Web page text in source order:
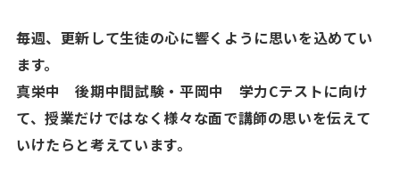
毎週、更新して生徒の心に響くように思いを込めてい
ます。
真栄中 後期中間試験・平岡中 学力Cテストに向け
て、授業だけではなく様々な面で講師の思いを伝えて
いけたらと考えています。